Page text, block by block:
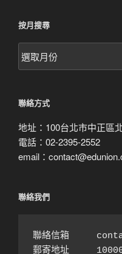
按月搜尋
按
月
聯絡方式
地址：100台北市中正區
電話：02-2395-2552
email：
聯絡我們
聯絡信箱　　　
郵寄地址　　　